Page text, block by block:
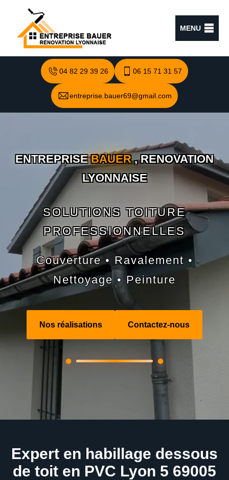
MENU
04 82 29 39 26 06 15 71 31 57
entreprise.bauer69@gmail.com
ENTREPRISEBAUER, RENOVATION
LYONNAISE
SOLUTIONS TOITURE
PROFESSIONNELLES
Couverture • Ravalement •
Nettoyage • Peinture
Nos réalisations Contactez-nous
Expert en habillage dessous
de toit en PVC Lyon 5 69005